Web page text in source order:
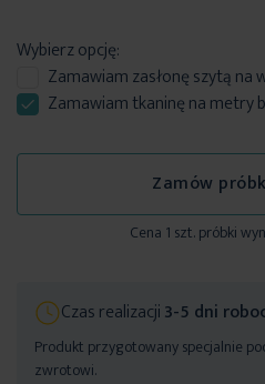
Wybierz opcję:
Zamawiamzasłonę szytąna
Zamawiam tkaninę na metry
Zamów
Cena 1 szt. próbki
Czas realizacji3-5 dni
Produkt przygotowany specjalnie
zwrotowi.